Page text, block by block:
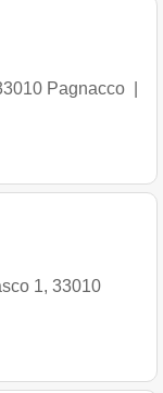
Pagnacco
1, 33010